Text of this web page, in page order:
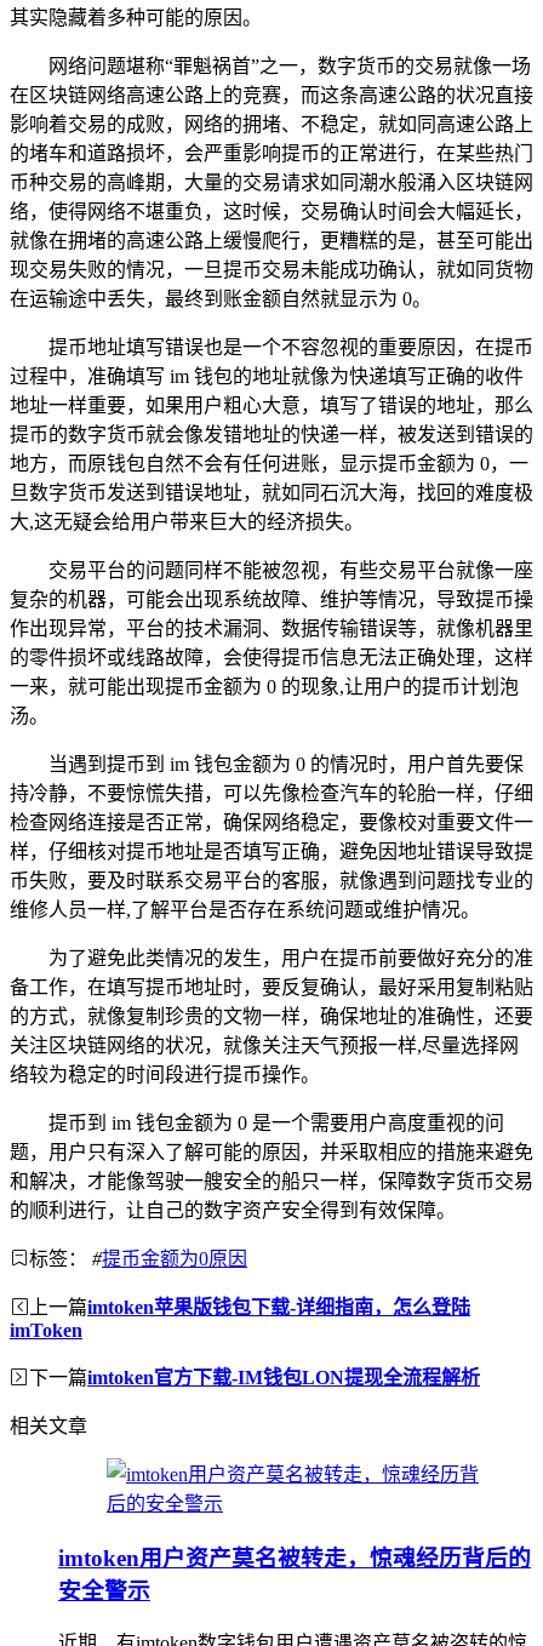
其实隐藏着多种可能的原因。
网络问题堪称“罪魁祸首”之一，数字货币的交易就像一场
在区块链网络高速公路上的竞赛，而这条高速公路的状况直接
影响着交易的成败，网络的拥堵、不稳定，就如同高速公路上
的堵车和道路损坏，会严重影响提币的正常进行，在某些热门
币种交易的高峰期，大量的交易请求如同潮水般涌入区块链网
络，使得网络不堪重负，这时候，交易确认时间会大幅延长，
就像在拥堵的高速公路上缓慢爬行，更糟糕的是，甚至可能出
现交易失败的情况，一旦提币交易未能成功确认，就如同货物
在运输途中丢失，最终到账金额自然就显示为 0。
提币地址填写错误也是一个不容忽视的重要原因，在提币
过程中，准确填写 im 钱包的地址就像为快递填写正确的收件
地址一样重要，如果用户粗心大意，填写了错误的地址，那么
提币的数字货币就会像发错地址的快递一样，被发送到错误的
地方，而原钱包自然不会有任何进账，显示提币金额为 0，一
旦数字货币发送到错误地址，就如同石沉大海，找回的难度极
大,这无疑会给用户带来巨大的经济损失。
交易平台的问题同样不能被忽视，有些交易平台就像一座
复杂的机器，可能会出现系统故障、维护等情况，导致提币操
作出现异常，平台的技术漏洞、数据传输错误等，就像机器里
的零件损坏或线路故障，会使得提币信息无法正确处理，这样
一来，就可能出现提币金额为 0 的现象,让用户的提币计划泡
汤。
当遇到提币到 im 钱包金额为 0 的情况时，用户首先要保
持冷静，不要惊慌失措，可以先像检查汽车的轮胎一样，仔细
检查网络连接是否正常，确保网络稳定，要像校对重要文件一
样，仔细核对提币地址是否填写正确，避免因地址错误导致提
币失败，要及时联系交易平台的客服，就像遇到问题找专业的
维修人员一样,了解平台是否存在系统问题或维护情况。
为了避免此类情况的发生，用户在提币前要做好充分的准
备工作，在填写提币地址时，要反复确认，最好采用复制粘贴
的方式，就像复制珍贵的文物一样，确保地址的准确性，还要
关注区块链网络的状况，就像关注天气预报一样,尽量选择网
络较为稳定的时间段进行提币操作。
提币到 im 钱包金额为 0 是一个需要用户高度重视的问
题，用户只有深入了解可能的原因，并采取相应的措施来避免
和解决，才能像驾驶一艘安全的船只一样，保障数字货币交易
的顺利进行，让自己的数字资产安全得到有效保障。
标签： #提币金额为0原因
上一篇imtoken苹果版钱包下载-详细指南，怎么登陆
imToken
下一篇imtoken官方下载-IM钱包LON提现全流程解析
相关文章
imtoken用户资产莫名被转走，惊魂经历背后的
安全警示